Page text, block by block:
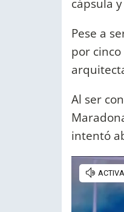
Pese a
por
Al ser
intentó